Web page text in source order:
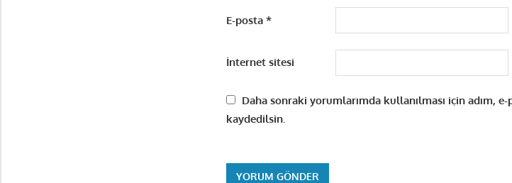
E-posta*
İnternet sitesi
Daha sonraki yorumlarımda kullanılması için adım,
kaydedilsin.